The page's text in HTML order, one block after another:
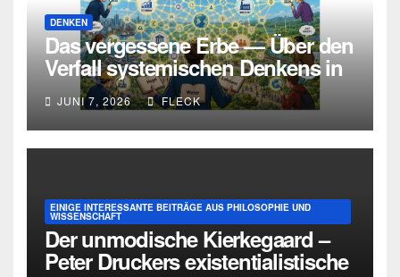
DENKEN
Das vergessene Erbe — Über den
Verfall systemischen Denkens in
Deutschland
JUNI 7, 2026 FLECK
EINIGE INTERESSANTE BEITRÄGE AUS PHILOSOPHIE UND
WISSENSCHAFT
Der unmodische Kierkegaard –
Peter Druckers existentialistische